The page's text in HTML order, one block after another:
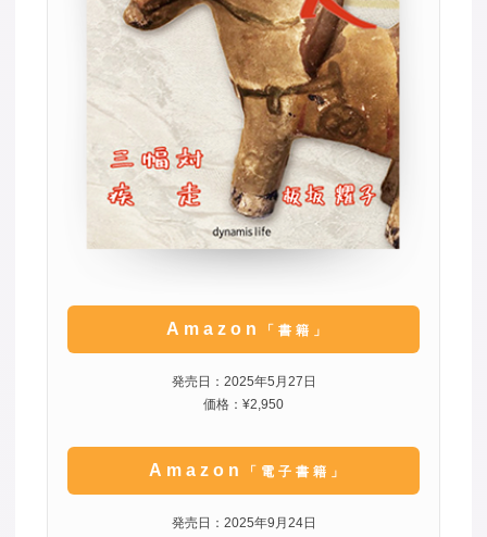
Amazon 「書籍」
発売日：2025年5月27日
価格：¥2,950
Amazon 「電子書籍」
発売日：2025年9月24日